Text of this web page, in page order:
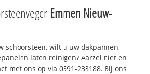
Emmen Nieuw-
schoorsteen, wilt u uw dakpannen,
laten reinigen? Aarzel niet en
met ons op via 0591-238188. Bij ons